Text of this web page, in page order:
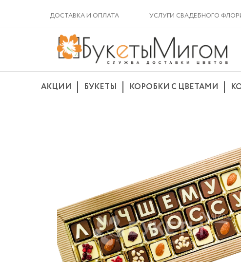
ДОСТАВКА И ОПЛАТА УСЛУГИ СВАДЕБНОГО
АКЦИИ БУКЕТЫ КОРОБКИ С ЦВЕТАМИ